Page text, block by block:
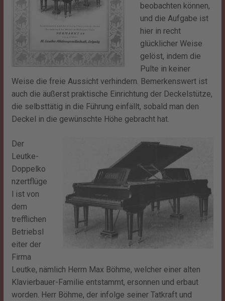
beobachten können,
und die Aufgabe ist
hier in recht
glücklicher Weise
gelöst, indem die
Pulte in keiner
Weise die freie Aussicht verhindern. Bemerkenswert ist
auch die äußerst praktische Einrichtung der Deckelstütze,
die selbsttätig in die Führung einfällt, sobald man den
Deckel in die gewünschte Höhe gebracht hat.
Der
Leutke-
Doppelko
nzertflüge
l ist von
dem
trefflichen
Betriebsl
eiter der
Firma
Leutke, nämlich Herrn Max Böhme, welcher einer alten
Klavierbauer-Familie entstammt, ersonnen und erbaut
worden. Herr Böhme, der infolge seiner Tatkraft und